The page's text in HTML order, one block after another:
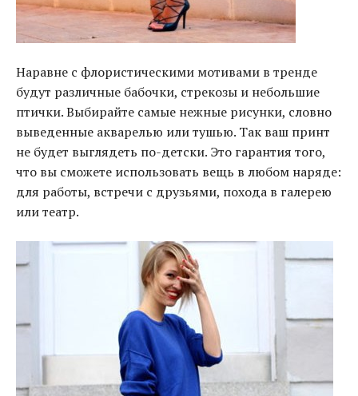
Наравне с флористическими мотивами в тренде
будут различные бабочки, стрекозы и небольшие
птички. Выбирайте самые нежные рисунки, словно
выведенные акварелью или тушью. Так ваш принт
не будет выглядеть по-детски. Это гарантия того,
что вы сможете использовать вещь в любом наряде:
для работы, встречи с друзьями, похода в галерею
или театр.